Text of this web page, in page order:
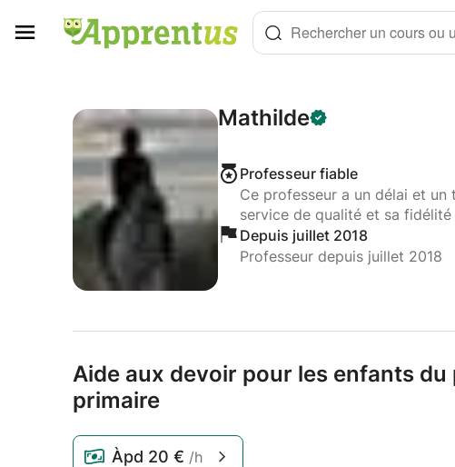
Rechercher un cours ou
Mathilde
Professeur fiable
Ce professeur a un délai et
service de qualité et sa fidélité
Depuis juillet 2018
Professeur depuis juillet 2018
Aide aux devoir pour les enfants du
primaire
Àpd 20 € /h